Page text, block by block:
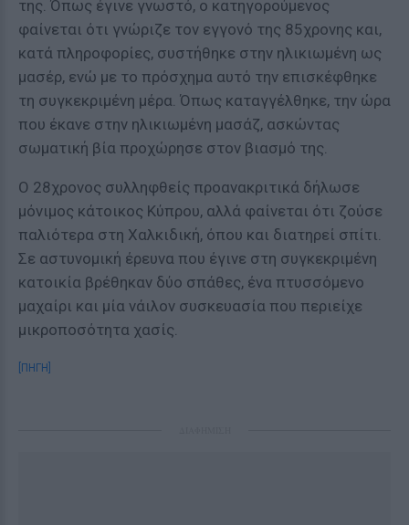
της. Όπως έγινε γνωστό, ο κατηγορούμενος
φαίνεται ότι γνώριζε τον εγγονό της 85χρονης και,
κατά πληροφορίες, συστήθηκε στην ηλικιωμένη ως
μασέρ, ενώ με το πρόσχημα αυτό την επισκέφθηκε
τη συγκεκριμένη μέρα. Όπως καταγγέλθηκε, την ώρα
που έκανε στην ηλικιωμένη μασάζ, ασκώντας
σωματική βία προχώρησε στον βιασμό της.
Ο 28χρονος συλληφθείς προανακριτικά δήλωσε
μόνιμος κάτοικος Κύπρου, αλλά φαίνεται ότι ζούσε
παλιότερα στη Χαλκιδική, όπου και διατηρεί σπίτι.
Σε αστυνομική έρευνα που έγινε στη συγκεκριμένη
κατοικία βρέθηκαν δύο σπάθες, ένα πτυσσόμενο
μαχαίρι και μία νάιλον συσκευασία που περιείχε
μικροποσότητα χασίς.
[ΠΗΓΗ]